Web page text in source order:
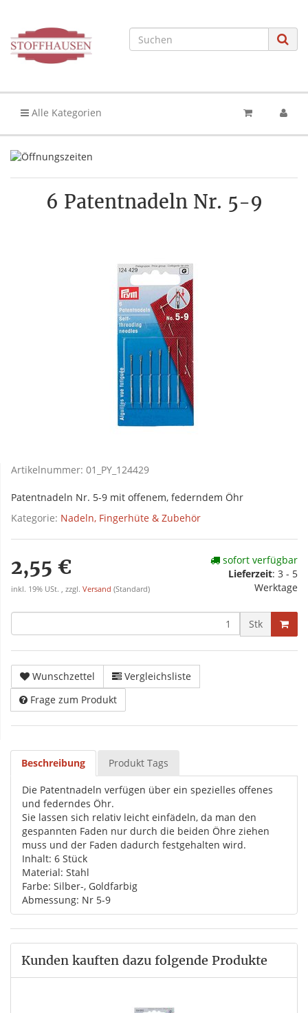
Alle Kategorien
6 Patentnadeln Nr. 5-9
Artikelnummer: 01_PY_124429
Patentnadeln Nr. 5-9 mit offenem, federndem Öhr
Kategorie: Nadeln, Fingerhüte & Zubehör
2,55 €
inkl. 19% USt. , zzgl. Versand (Standard)
sofort verfügbar
Lieferzeit: 3 - 5
Werktage
Stk
Wunschzettel
Vergleichsliste
Frage zum Produkt
Beschreibung Produkt Tags
Die Patentnadeln verfügen über ein spezielles offenes
und federndes Öhr.
Sie lassen sich relativ leicht einfädeln, da man den
gespannten Faden nur durch die beiden Öhre ziehen
muss und der Faden dadurch festgehalten wird.
Inhalt: 6 Stück
Material: Stahl
Farbe: Silber-, Goldfarbig
Abmessung: Nr 5-9
Kunden kauften dazu folgende Produkte